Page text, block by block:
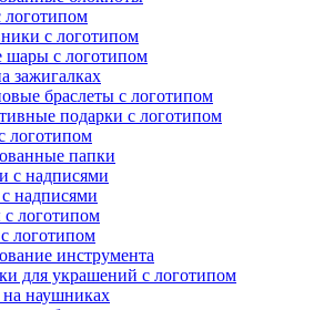
логотипом
с логотипом
шары с логотипом
зажигалках
браслеты с логотипом
подарки с логотипом
логотипом
папки
с надписями
надписями
логотипом
логотипом
инструмента
для украшений с логотипом
наушниках